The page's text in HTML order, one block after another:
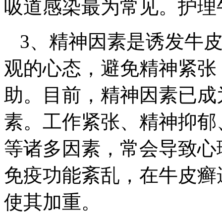
吸道感染最为常见。护
3、精神因素是诱发牛
观的心态，避免精神紧
助。目前，精神因素已
素。工作紧张、精神抑
等诸多因素，常会导致
免疫功能紊乱，在牛皮
使其加重。